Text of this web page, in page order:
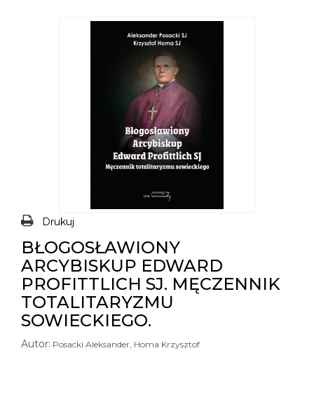
Drukuj
BŁOGOSŁAWIONY
ARCYBISKUP EDWARD
PROFITTLICH SJ. MĘCZENNIK
TOTALITARYZMU
SOWIECKIEGO.
Autor: Posacki Aleksander, Homa Krzysztof